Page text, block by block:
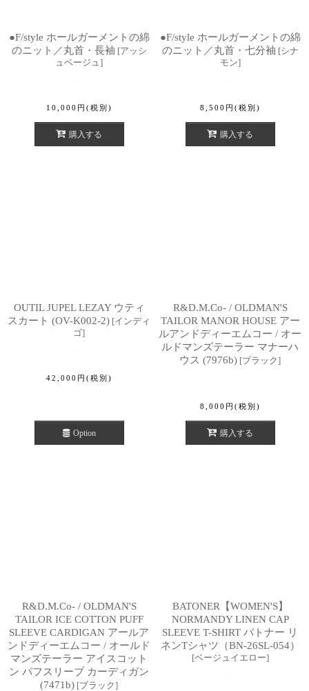
●F/style ホールガーメントの綿
のニット／丸首・長袖 [アッシ
ュベージュ]
10,000 円 (税別)
購入する
●F/style ホールガーメントの綿
のニット／丸首・七分袖 [シナ
モン]
8,500 円 (税別)
購入する
OUTIL JUPEL LEZAY ウティ
スカート (OV-K002-2) [インディ
ゴ]
42,000 円 (税別)
Option
R&D.M.Co- / OLDMAN'S
TAILOR MANOR HOUSE アー
ルアンドディーエムコー / オー
ルドマンズテーラー マナーハ
ウス (7976b) [ブラック]
8,000 円 (税別)
購入する
R&D.M.Co- / OLDMAN'S
TAILOR ICE COTTON PUFF
SLEEVE CARDIGAN アールア
ンドディーエムコー / オールド
マンズテーラー アイスコット
ン パフスリーブ カーディガン
(7471b) [ブラック]
BATONER【WOMEN'S】
NORMANDY LINEN CAP
SLEEVE T-SHIRT バトナー リ
ネンTシャツ（BN-26SL-054）
[ベージュイエロー]